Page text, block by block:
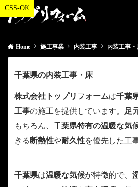
Home 施工事業 内装工事 内装工事・
千葉県の内装工事・床
株式会社トップリフォームは千葉
工事の施工を提供しています。 足
もちろん、 千葉県特有の温暖な気
きる 断熱性や耐久性を優先した工
千葉県は温暖な気候が特徴的で、